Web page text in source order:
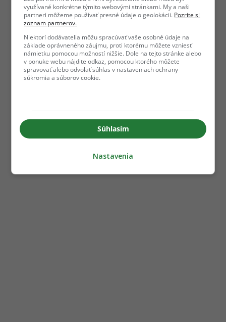
využívané konkrétne týmito webovými stránkami. My a naši
partneri môžeme používať presné údaje o geolokácii. Pozrite si
zoznam partnerov.
Niektorí dodávatelia môžu spracúvať vaše osobné údaje na
základe oprávneného záujmu, proti ktorému môžete vzniesť
námietku pomocou možností nižšie. Dole na tejto stránke alebo
v ponuke webu nájdite odkaz, pomocou ktorého môžete
spravovať alebo odvolať súhlas v nastaveniach ochrany
súkromia a súborov cookie.
Súhlasím
Nastavenia